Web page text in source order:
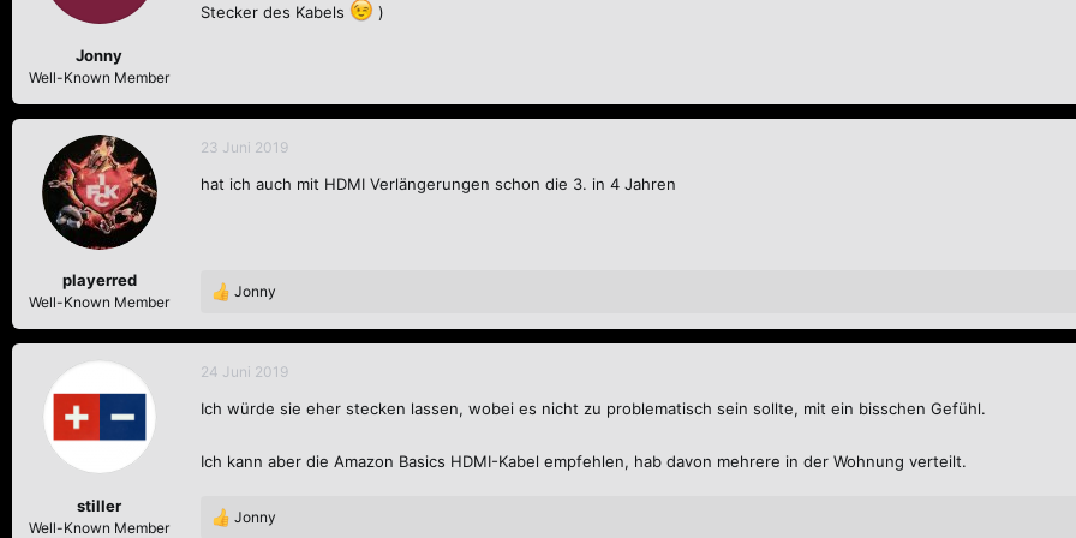
Jonny
Well-Known Member
Stecker des Kabels
)
playerred
Well-Known Member
23 Juni 2019
hat ich auch mit HDMI Verlängerungen schon die 3. in 4 Jahren
R
a
k
i
n
e
:
Jonny
stiller
Well-Known Member
24 Juni 2019
Ich würde sie eher stecken lassen, wobei es nicht zu problematisch sein sollte, mit ein bisschen Gefühl.
Ich kann aber die Amazon Basics HDMI-Kabel empfehlen, hab davon mehrere in der Wohnung verteilt.
R Jonny